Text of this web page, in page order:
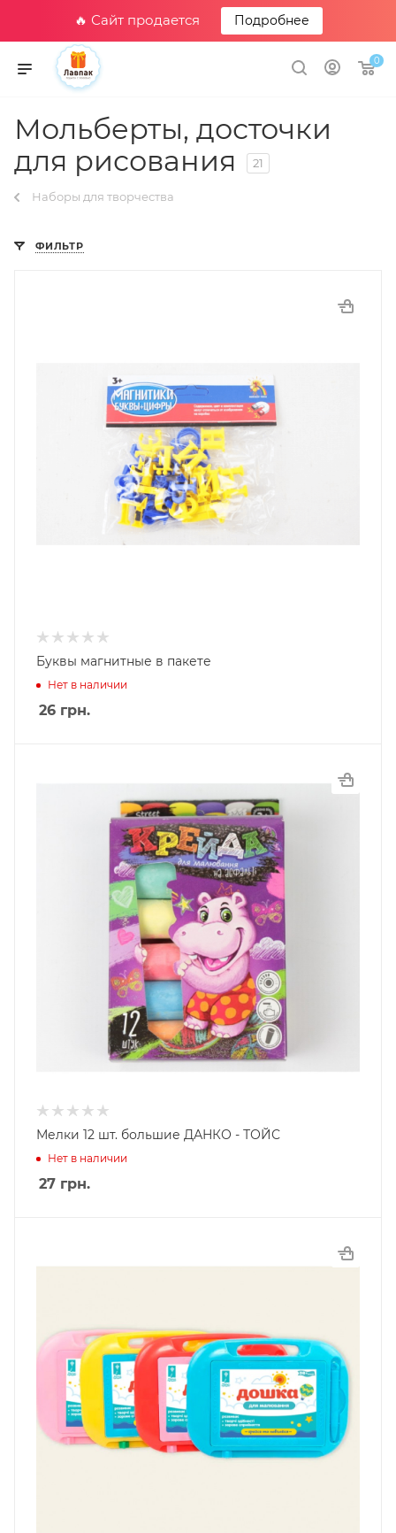
🔥 Сайт продается Подробнее
0
Мольберты, досточки
для рисования
21
Наборы для творчества
ФИЛЬТР
Буквы магнитные в пакете
Нет в наличии
26 грн.
Мелки 12 шт. большие ДАНКО - ТОЙС
Нет в наличии
27 грн.